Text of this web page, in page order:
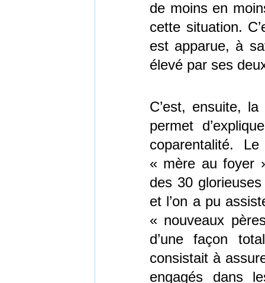
de moins en
cette situation.
est apparue, à
élevé par ses
C’est, ensuite,
permet
coparentalité.
« mère au foyer
des 30
et l’on a pu
« nouveaux
d’une façon
consistait à
engagés dans